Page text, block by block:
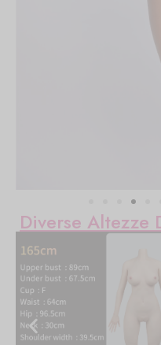
Diverse Altezze